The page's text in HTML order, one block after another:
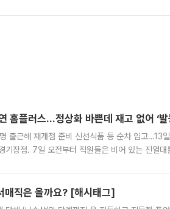
홈플러스…정상화 바쁜데 재고 없어 ‘
출근해 재개점 준비 신선식품 등 순차 입고…13
기장점. 7일 오전부터 직원들은 비어 있는 진열
매직은 올까요? [해시태그]